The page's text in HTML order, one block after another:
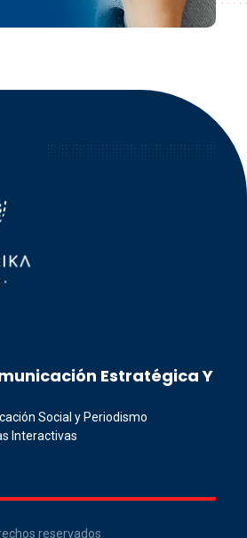
Estratégica Y
Social y Periodismo
Interactivas
reservados